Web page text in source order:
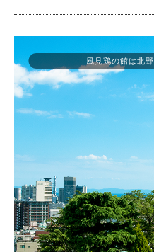
風見鶏の館は北